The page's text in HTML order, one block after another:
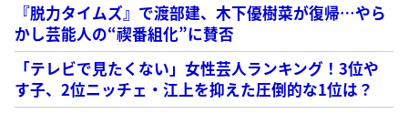
『脱力タイムズ』で渡部建、木下優樹菜が復帰…やら
かし芸能人の“禊番組化”に賛否
「テレビで見たくない」女性芸人ランキング！3位や
す子、2位ニッチェ・江上を抑えた圧倒的な1位は？